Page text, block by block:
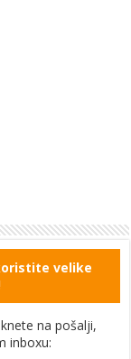
velike
na pošalji,
inboxu: